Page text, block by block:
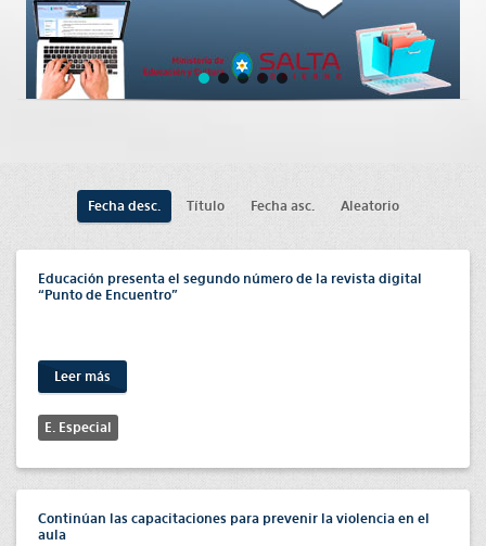
Fecha desc. Título Fecha asc. Aleatorio
Educación presenta el segundo número de la revista digital
“Punto de Encuentro”
Leer más
E. Especial
Continúan las capacitaciones para prevenir la violencia en el
aula